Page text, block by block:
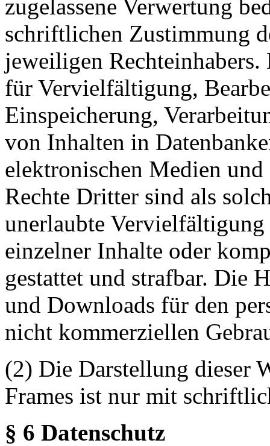
zugelassene Verwertung
schriftlichen Zustimmung
jeweiligen
für Vervielfältigung,
Einspeicherung,
von Inhalten in
elektronischen Medien
Rechte Dritter sind als
unerlaubte Vervielfältigung
einzelner Inhalte oder
gestattet und strafbar. Die
und Downloads für den
nicht kommerziellen
(2) Die Darstellung dieser
Frames ist nur mit
§ 6 Datenschutz